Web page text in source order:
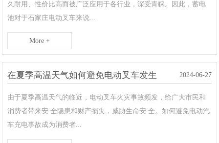
久耐用、性价比高而被广泛应用于各行业，深受青睐。因此，蓄电
池对于石家庄电动叉车来说...
More +
在夏季高温天气如何避免电动叉车发生
2024-06-27
由于夏季高温天气的临近，电动叉车火灾事故频发，给广大市民和
消费者带来安 全隐患和财产损失，威胁生命安 全。如何避免电动汽
车充电事故成为消费者...